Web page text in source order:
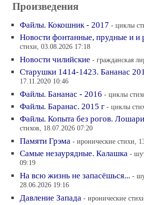
Произведения
Файлы. Кокошник - 2017 - циклы
Новости фонтанные, прудные и и
стихи, 03.08.2026 17:18
Новости чилийские - гражданская
Старушки 1414-1423. Бананас
17.11.2020 10:46
Файлы. Бананас - 2016 - циклы
Файлы. Баранас. 2015 г - циклы
Файлы. Копыта без рогов.
стихов, 18.07.2026 07:20
Памяти Грэма - иронические стихи,
Самые незаурядные. Калашка -
09:19
На всю жизнь не запасёшься... -
28.06.2026 19:16
Давление Запада - иронические